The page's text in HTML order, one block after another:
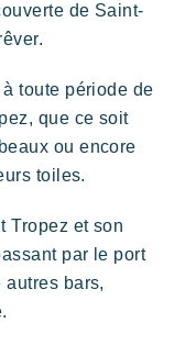
une vue
de Saint-
à toute période de
que ce soit
ou encore
toiles.
Tropez et son
par le port
autres bars,